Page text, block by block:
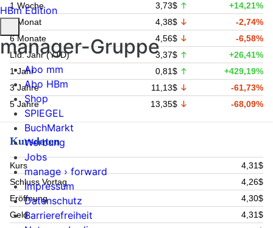
1 Woche
3,73$
+14,21%
1 Monat
4,38$
-2,74%
6 Monate
4,56$
-6,58%
Lfd. Jahr (YTD)
3,37$
+26,41%
1 Jahr
0,81$
+429,19%
3 Jahre
11,13$
-61,73%
5 Jahre
13,35$ -68,09%
Kursdaten
Kurs
4,31$
Schluss Vortag
4,26$
Eröffnung
4,30$
Geld
4,31$
HBm Edition
manager-Gruppe
Abo mm
Abo HBm
Shop
SPIEGEL
BuchMarkt
Werbung
Jobs
manage › forward
Impressum
Datenschutz
Barrierefreiheit